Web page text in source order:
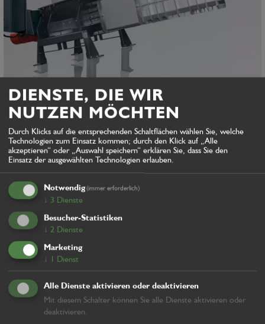
Heger The Crocodile
DIENSTE, DIE WIR
NUTZEN MÖCHTEN
Durch Klicks auf die entsprechenden Schaltflächen wählen Sie, welche
Technologien zum Einsatz kommen; durch den Klick auf „Alle
akzeptieren“ oder „Auswahl speichern“ erklären Sie, dass Sie den
Einsatz der ausgewählten Technologien erlauben.
Notwendig(immer erforderlich)
↓ 3 Dienste
Besucher-Statistiken
↓ 2 Dienste
Marketing
↓ 1 Dienst
Alle Dienste aktivieren oder deaktivieren
Mit diesem Schalter können Sie alle Dienste aktivieren oder
deaktivieren.